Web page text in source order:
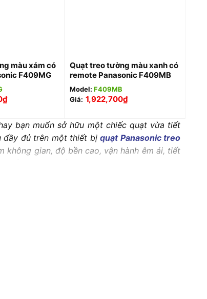
màu xám có
F409MG
₫
Quạt treo tường màu xanh có
remote Panasonic F409MB
Model:F409MB
Giá: 1,922,700₫
bạn muốn sở hữu một chiếc quạt vừa tiết
đầy đủ trên một thiết bịquạt Panasonic treo
gian, độ bền cao, vận hành êm ái, tiết